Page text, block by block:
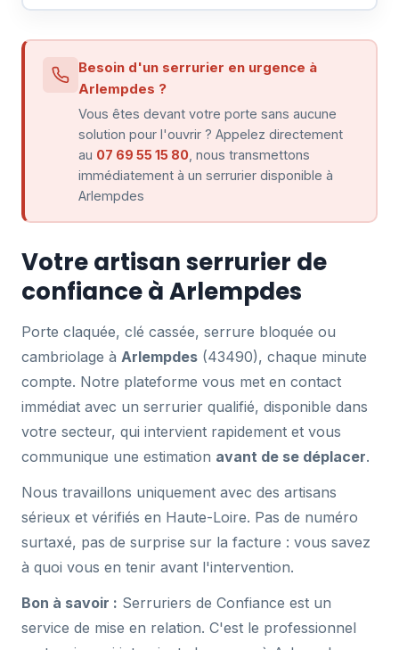
Besoin d'un serrurier en urgence à
Arlempdes ?
Vous êtes devant votre porte sans aucune
solution pour l'ouvrir ? Appelez directement
au 07 69 55 15 80 , nous transmettons
immédiatement à un serrurier disponible à
Arlempdes
Votre artisan serrurier de
confiance à Arlempdes
Porte claquée, clé cassée, serrure bloquée ou
cambriolage à Arlempdes (43490), chaque minute
compte. Notre plateforme vous met en contact
immédiat avec un serrurier qualifié, disponible dans
votre secteur, qui intervient rapidement et vous
communique une estimation avant de se déplacer.
Nous travaillons uniquement avec des artisans
sérieux et vérifiés en Haute-Loire. Pas de numéro
surtaxé, pas de surprise sur la facture : vous savez
à quoi vous en tenir avant l'intervention.
Bon à savoir : Serruriers de Confiance est un
service de mise en relation. C'est le professionnel